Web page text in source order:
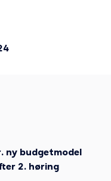
ny budgetmodel
2. høring